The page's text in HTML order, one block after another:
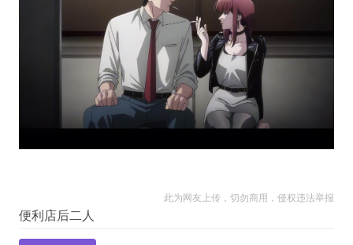
此为网友上传，切勿商用，侵权违法举报